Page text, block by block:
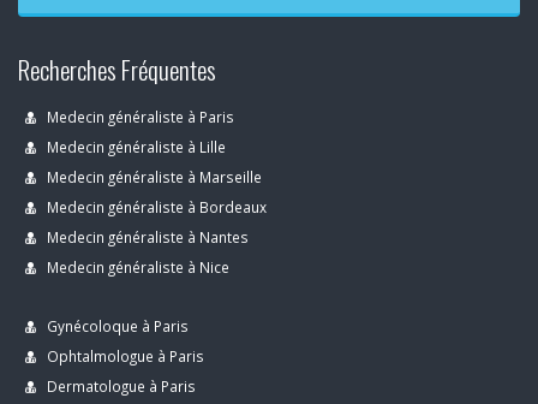
Recherches Fréquentes
Medecin généraliste à Paris
Medecin généraliste à Lille
Medecin généraliste à Marseille
Medecin généraliste à Bordeaux
Medecin généraliste à Nantes
Medecin généraliste à Nice
Gynécoloque à Paris
Ophtalmologue à Paris
Dermatologue à Paris